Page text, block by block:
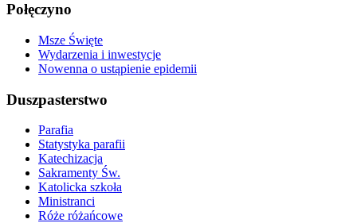
Połęczyno
Msze Święte
Wydarzenia i inwestycje
Nowenna o ustąpienie epidemii
Duszpasterstwo
Parafia
Statystyka parafii
Katechizacja
Sakramenty Św.
Katolicka szkoła
Ministranci
Róże różańcowe